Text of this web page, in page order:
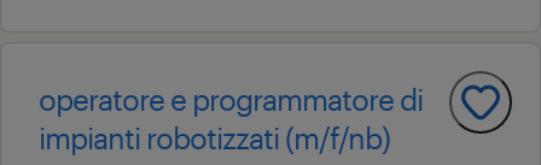
operatore e programmatore di
impianti robotizzati​ (m/f/nb)